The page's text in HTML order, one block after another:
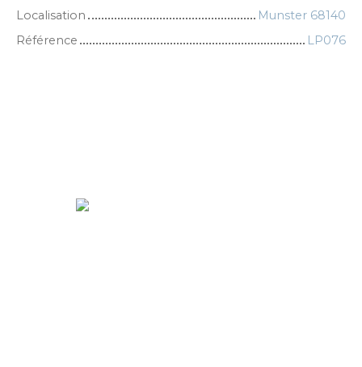
Localisation
Munster 68140
Référence
LP076